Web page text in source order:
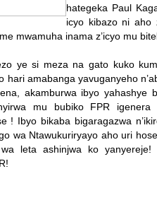
hategeka Paul
icyo kibazo ni aho
mwamuha inama z’icyo mu
ye si meza na gato kuko
hari amabanga yavuganyeho
akamburwa ibyo yahashye
mu bubiko FPR
! Ibyo bikaba bigaragazwa
wa Ntawukuriryayo aho uri
leta ashinjwa ko yanyereje!